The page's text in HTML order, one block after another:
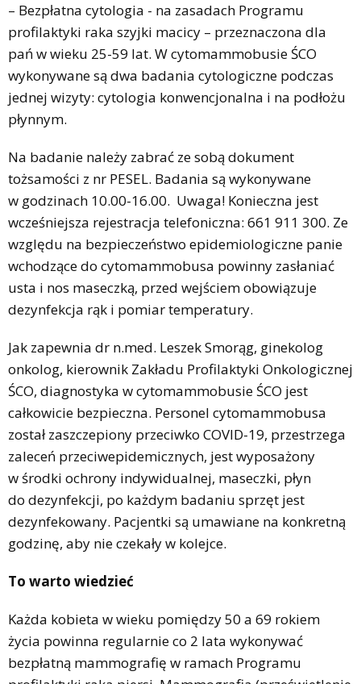
– Bezpłatna cytologia - na zasadach Programu
profilaktyki raka szyjki macicy – przeznaczona dla
pań w wieku 25-59 lat. W cytomammobusie ŚCO
wykonywane są dwa badania cytologiczne podczas
jednej wizyty: cytologia konwencjonalna i na podłożu
płynnym.
Na badanie należy zabrać ze sobą dokument
tożsamości z nr PESEL. Badania są wykonywane
w godzinach 10.00-16.00. Uwaga! Konieczna jest
wcześniejsza rejestracja telefoniczna: 661 911 300. Ze
względu na bezpieczeństwo epidemiologiczne panie
wchodzące do cytomammobusa powinny zasłaniać
usta i nos maseczką, przed wejściem obowiązuje
dezynfekcja rąk i pomiar temperatury.
Jak zapewnia dr n.med. Leszek Smorąg, ginekolog
onkolog, kierownik Zakładu Profilaktyki Onkologicznej
ŚCO, diagnostyka w cytomammobusie ŚCO jest
całkowicie bezpieczna. Personel cytomammobusa
został zaszczepiony przeciwko COVID-19, przestrzega
zaleceń przeciwepidemicznych, jest wyposażony
w środki ochrony indywidualnej, maseczki, płyn
do dezynfekcji, po każdym badaniu sprzęt jest
dezynfekowany. Pacjentki są umawiane na konkretną
godzinę, aby nie czekały w kolejce.
To warto wiedzieć
Każda kobieta w wieku pomiędzy 50 a 69 rokiem
życia powinna regularnie co 2 lata wykonywać
bezpłatną mammografię w ramach Programu